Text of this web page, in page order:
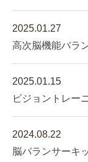
2025.01.27
高次脳機能バラ
2025.01.15
ビジョントレー
2024.08.22
脳バランサーキ